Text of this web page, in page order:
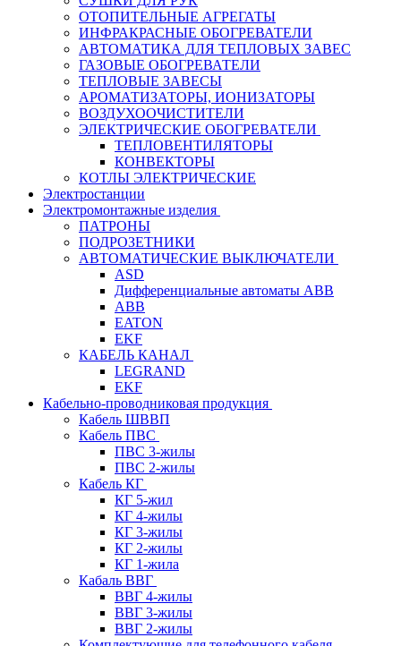
ОТОПИТЕЛЬНЫЕ АГРЕГАТЫ
ИНФРАКРАСНЫЕ ОБОГРЕВАТЕЛИ
АВТОМАТИКА ДЛЯ ТЕПЛОВЫХ ЗАВЕС
ГАЗОВЫЕ ОБОГРЕВАТЕЛИ
ТЕПЛОВЫЕ ЗАВЕСЫ
АРОМАТИЗАТОРЫ, ИОНИЗАТОРЫ
ВОЗДУХООЧИСТИТЕЛИ
ЭЛЕКТРИЧЕСКИЕ ОБОГРЕВАТЕЛИ
ТЕПЛОВЕНТИЛЯТОРЫ
КОНВЕКТОРЫ
КОТЛЫ ЭЛЕКТРИЧЕСКИЕ
Электростанции
Электромонтажные изделия
ПАТРОНЫ
ПОДРОЗЕТНИКИ
АВТОМАТИЧЕСКИЕ ВЫКЛЮЧАТЕЛИ
ASD
Дифференциальные автоматы ABB
ABB
EATON
EKF
КАБЕЛЬ КАНАЛ
LEGRAND
EKF
Кабельно-проводниковая продукция
Кабель ШВВП
Кабель ПВС
ПВС 3-жилы
ПВС 2-жилы
Кабель КГ
КГ 5-жил
КГ 4-жилы
КГ 3-жилы
КГ 2-жилы
КГ 1-жила
Кабаль ВВГ
ВВГ 4-жилы
ВВГ 3-жилы
ВВГ 2-жилы